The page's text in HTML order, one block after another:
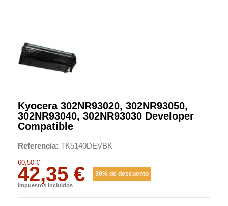
Kyocera 302NR93020, 302NR93050,
302NR93040, 302NR93030 Developer
Compatible
Referencia TK5140DEVBK
60,50 €
42,35 € 30% de descuento
Impuestos incluidos